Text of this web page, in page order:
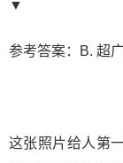
▼
参考答案：B. 超
这张照片给人第